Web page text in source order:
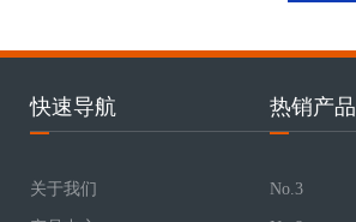
快速导航
关于我们
热销产品
No.3